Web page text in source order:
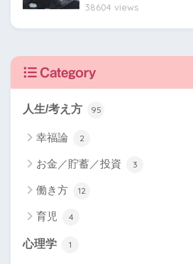
38604 views
Category
人生/考え方 95
幸福論 2
お金／貯蓄／投資 3
働き方 12
育児 4
心理学 1